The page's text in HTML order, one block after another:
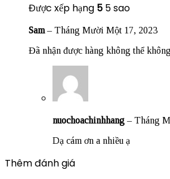
Được xếp hạng 5 5 sao
Sam – Tháng Mười Một 17, 2023
Đã nhận được hàng không thể
nuochoachinhhang – Tháng
Dạ cám ơn a nhiều ạ
Thêm đánh giá